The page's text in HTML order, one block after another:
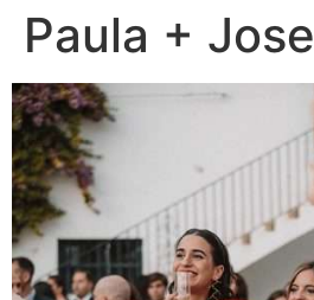
Paula + Jose